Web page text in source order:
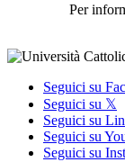
Per
Seguici su
Seguici su 𝕏
Seguici su
Seguici su
Seguici su